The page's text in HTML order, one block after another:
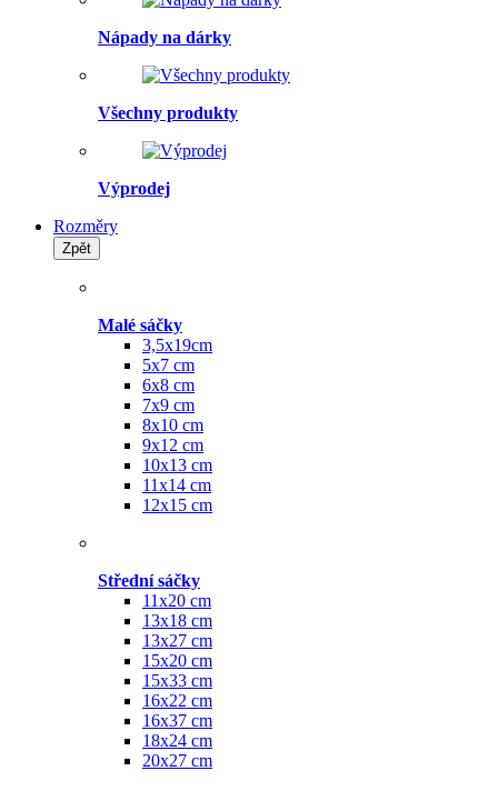
Nápady na dárky
Všechny produkty
Výprodej
Rozměry
Zpět
Malé sáčky
3,5x19cm
5x7 cm
6x8 cm
7x9 cm
8x10 cm
9x12 cm
10x13 cm
11x14 cm
12x15 cm
Střední sáčky
11x20 cm
13x18 cm
13x27 cm
15x20 cm
15x33 cm
16x22 cm
16x37 cm
18x24 cm
20x27 cm